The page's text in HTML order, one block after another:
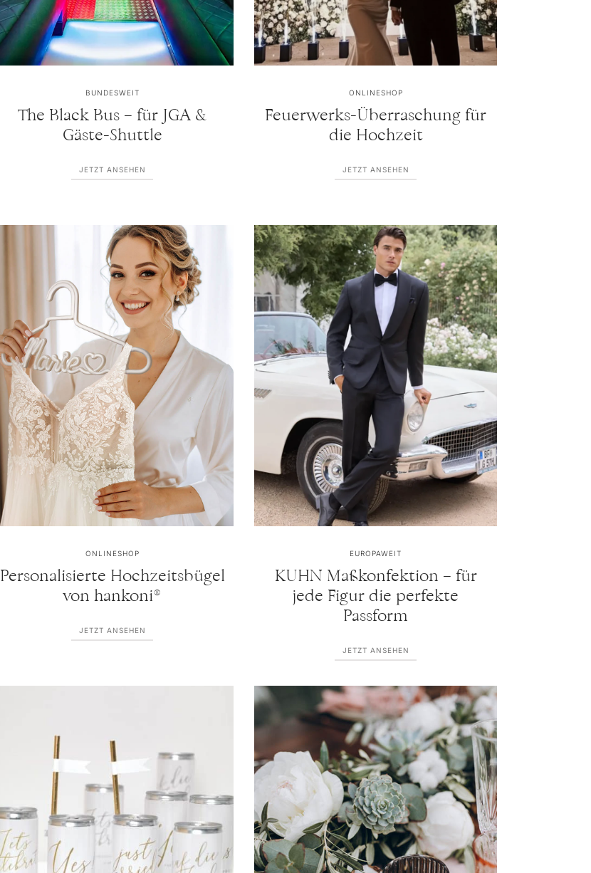
BUNDESWEIT
The Black Bus – für JGA &
Gäste-Shuttle
JETZT ANSEHEN
ONLINESHOP
Feuerwerks-Überraschung für
die Hochzeit
JETZT ANSEHEN
ONLINESHOP
Personalisierte Hochzeitsbügel
von hankoni®
JETZT ANSEHEN
EUROPAWEIT
KUHN Maßkonfektion – für
jede Figur die perfekte
Passform
JETZT ANSEHEN